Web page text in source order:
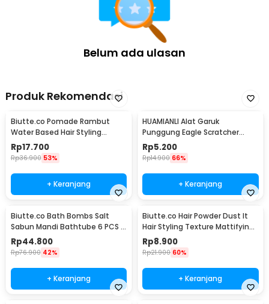
Belum ada ulasan
Produk Rekomendasi
Biutte.co Pomade Rambut
Water Based Hair Styling
Glossy Look 100g
Rp17.700
Rp36.900 53%
+ Keranjang
HUAMIANLI Alat Garuk
Punggung Eagle Scratcher
Stainless Steel - B01ER
Rp5.200
Rp14.900 66%
+ Keranjang
Biutte.co Bath Bombs Salt
Sabun Mandi Bathtube 6 PCS -
SKT
Rp44.800
Rp76.900 42%
+ Keranjang
Biutte.co Hair Powder Dust It
Hair Styling Texture Mattifying
10gr - BEST+
Rp8.900
Rp21.900 60%
+ Keranjang